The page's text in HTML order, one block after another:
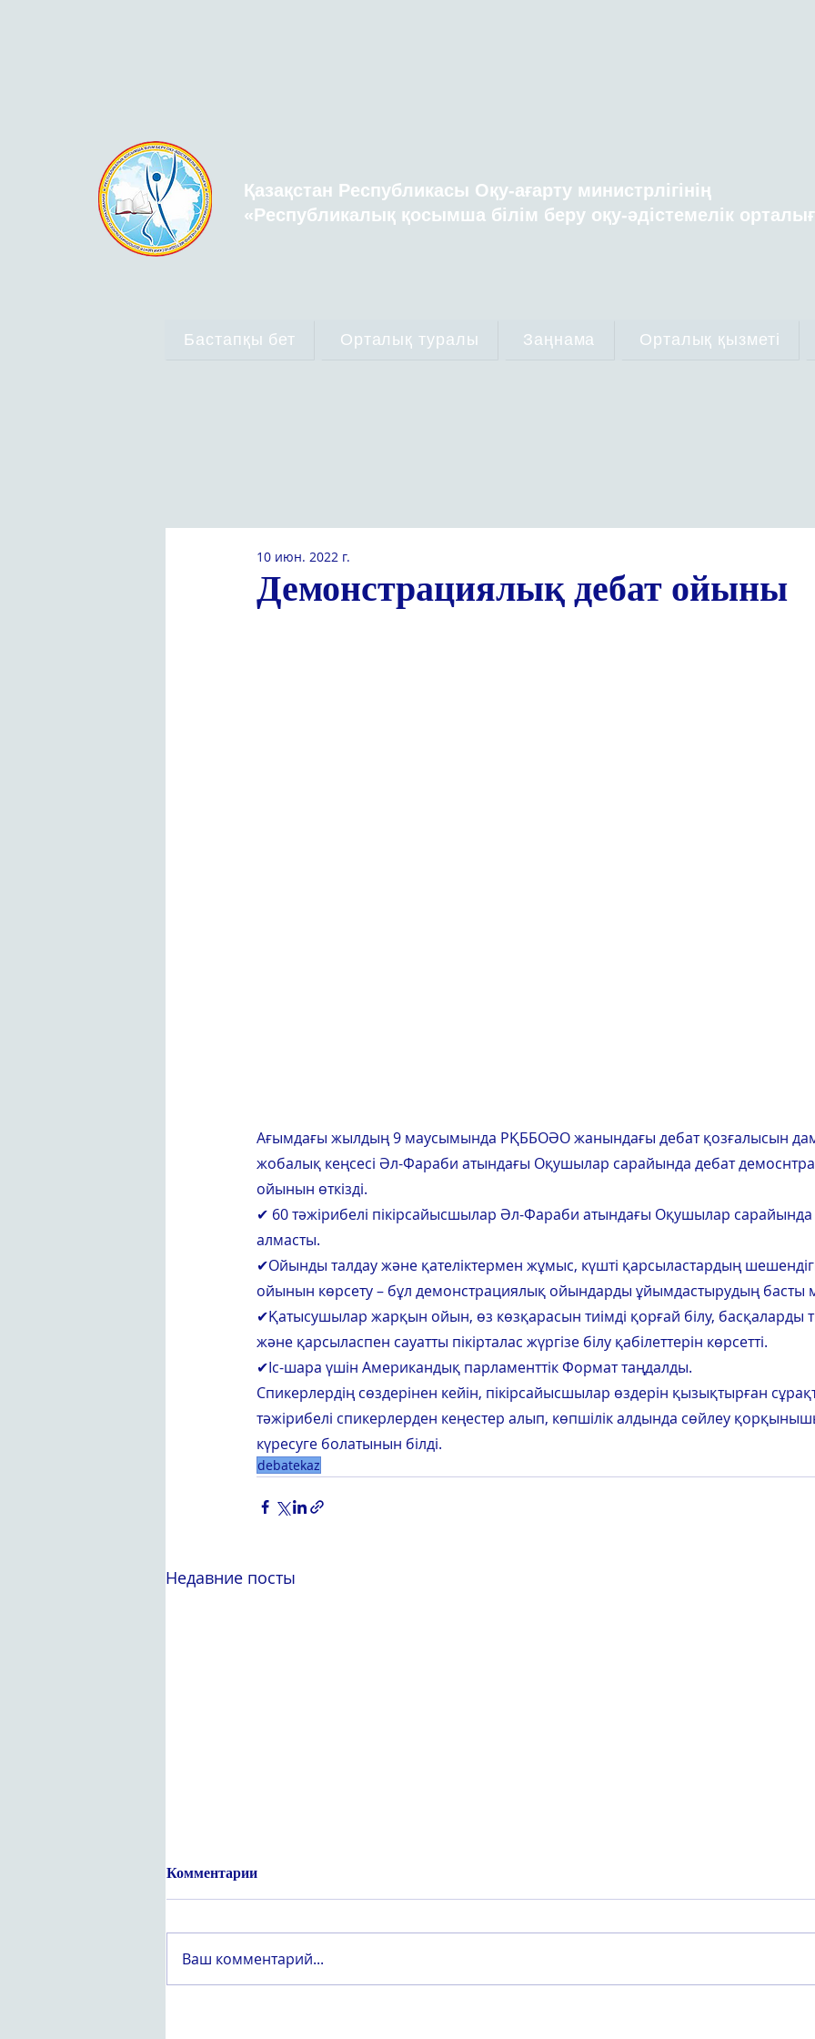
Қазақстан Республикасы Оқу-ағарту министрлігінің
«Республикалық қосымша білім беру оқу-әдістемелік
Бастапқы бет Орталық туралы Заңнама Орталық қызметі
Демонстрациялық дебат ойыны
10 июн. 2022 г.
Ағымдағы жылдың 9 маусымында РҚББОӘО жанындағы дебат қозғалысын
жобалық кеңсесі Әл-Фараби атындағы Оқушылар сарайында дебат
ойынын өткізді.
✔ 60 тәжірибелі пікірсайысшылар Әл-Фараби атындағы Оқушылар сарайында
алмасты.
✔Ойынды талдау және қателіктермен жұмыс, күшті қарсыластардың
ойынын көрсету – бұл демонстрациялық ойындарды ұйымдастырудың басты
✔Қатысушылар жарқын ойын, өз көзқарасын тиімді қорғай білу, басқаларды
және қарсыласпен сауатты пікірталас жүргізе білу қабілеттерін көрсетті.
✔Іс-шара үшін Американдық парламенттік Формат таңдалды.
Спикерлердің сөздерінен кейін, пікірсайысшылар өздерін қызықтырған
тәжірибелі спикерлерден кеңестер алып, көпшілік алдында сөйлеу
күресуге болатынын білді.
debatekaz
Недавние посты
Комментарии
Ваш комментарий...